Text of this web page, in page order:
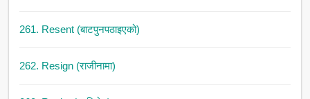
261. Resent (बाटपुनपठाइएको)
262. Resign (राजीनामा)